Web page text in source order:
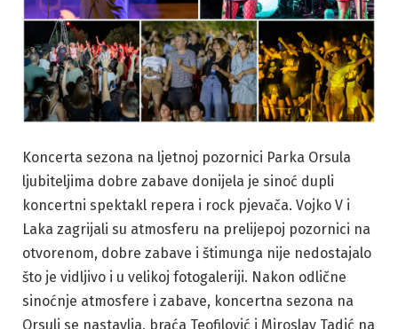
Koncerta sezona na ljetnoj pozornici Parka Orsula
ljubiteljima dobre zabave donijela je sinoć dupli
koncertni spektakl repera i rock pjevača. Vojko V i
Laka zagrijali su atmosferu na prelijepoj pozornici na
otvorenom, dobre zabave i štimunga nije nedostajalo
što je vidljivo i u velikoj fotogaleriji. Nakon odlične
sinoćnje atmosfere i zabave, koncertna sezona na
Orsuli se nastavlja, braća Teofilović i Miroslav Tadić na